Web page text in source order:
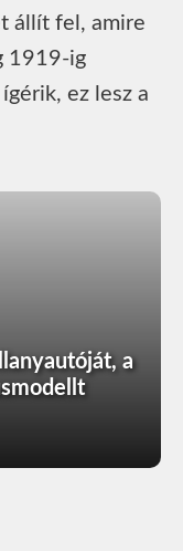
állít fel, amire
1919-ig
ez lesz a
a